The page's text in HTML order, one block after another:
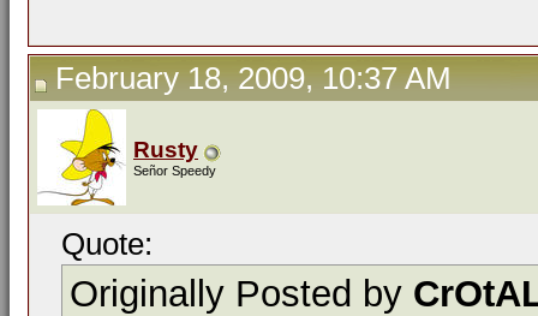
February 18, 2009, 10:37 AM
Rusty
Señor Speedy
Quote:
Originally Posted by